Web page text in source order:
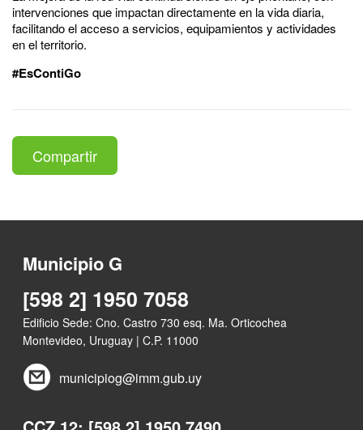
intervenciones que impactan directamente en la vida diaria,
facilitando el acceso a servicios, equipamientos y actividades
en el territorio.
#EsContiGo
Compartir
Municipio G
[598 2] 1950 7058
Edificio Sede: Cno. Castro 730 esq. Ma. Orticochea
Montevideo, Uruguay | C.P. 11000
municipiog@imm.gub.uy